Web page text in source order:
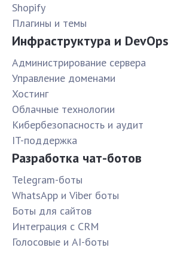
Shopify
Плагины и темы
Инфраструктура и DevOps
Администрирование сервера
Управление доменами
Хостинг
Облачные технологии
Кибербезопасность и аудит
IT-поддержка
Разработка чат-ботов
Telegram-боты
WhatsApp и Viber боты
Боты для сайтов
Интеграция с CRM
Голосовые и AI-боты